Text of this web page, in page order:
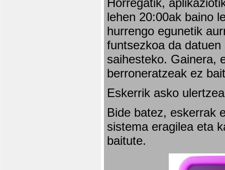
lehen 20:00ak baino
hurrengo egunetik
funtsezkoa da
saihesteko. Gainera,
berroneratzeak ez
Eskerrik asko
Bide batez, eskerrak
sistema eragilea eta
baitute.